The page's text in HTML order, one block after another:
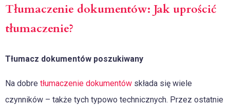
Tłumaczenie dokumentów: Jak uprościć
tłumaczenie?
Tłumacz dokumentów poszukiwany
Na dobre tłumaczenie dokumentów składa się wiele
czynników – także tych typowo technicznych. Przez ostatnie